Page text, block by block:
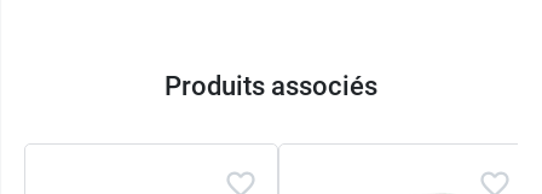
Produits associés